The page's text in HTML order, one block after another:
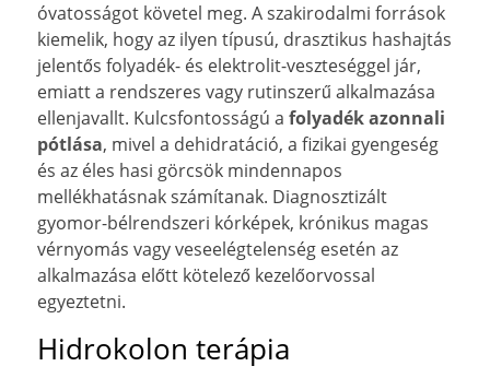
óvatosságot követel meg. A szakirodalmi források
kiemelik, hogy az ilyen típusú, drasztikus hashajtás
jelentős folyadék- és elektrolit-veszteséggel jár,
emiatt a rendszeres vagy rutinszerű alkalmazása
ellenjavallt. Kulcsfontosságú a folyadék azonnali
pótlása, mivel a dehidratáció, a fizikai gyengeség
és az éles hasi görcsök mindennapos
mellékhatásnak számítanak. Diagnosztizált
gyomor-bélrendszeri kórképek, krónikus magas
vérnyomás vagy veseelégtelenség esetén az
alkalmazása előtt kötelező kezelőorvossal
egyeztetni.
Hidrokolon terápia